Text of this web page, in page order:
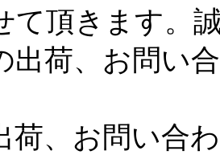
て頂きます。
出荷、お問い
荷、お問い合